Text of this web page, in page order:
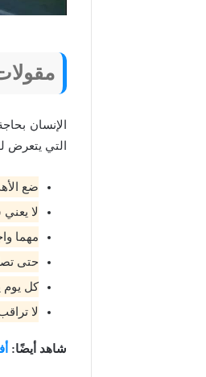
الإنسان
التي يتعرض
ضع
لا
مهما
حتى
كل يوم
لا
شاهد أيضًا: